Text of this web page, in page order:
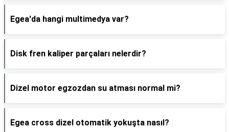
Egea'da hangi multimedya var?
Disk fren kaliper parçaları nelerdir?
Dizel motor egzozdan su atması normal mi?
Egea cross dizel otomatik yokuşta nasıl?